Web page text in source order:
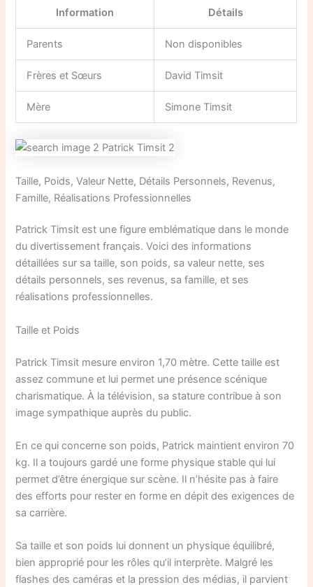
Information Détails
Parents Non disponibles
Frères et Sœurs David Timsit
Mère Simone Timsit
Taille, Poids, Valeur Nette, Détails Personnels, Revenus,
Famille, Réalisations Professionnelles
Patrick Timsit est une figure emblématique dans le monde
du divertissement français. Voici des informations
détaillées sur sa taille, son poids, sa valeur nette, ses
détails personnels, ses revenus, sa famille, et ses
réalisations professionnelles.
Taille et Poids
Patrick Timsit mesure environ 1,70 mètre. Cette taille est
assez commune et lui permet une présence scénique
charismatique. À la télévision, sa stature contribue à son
image sympathique auprès du public.
En ce qui concerne son poids, Patrick maintient environ 70
kg. Il a toujours gardé une forme physique stable qui lui
permet d’être énergique sur scène. Il n’hésite pas à faire
des efforts pour rester en forme en dépit des exigences de
sa carrière.
Sa taille et son poids lui donnent un physique équilibré,
bien approprié pour les rôles qu’il interprète. Malgré les
flashes des caméras et la pression des médias, il parvient